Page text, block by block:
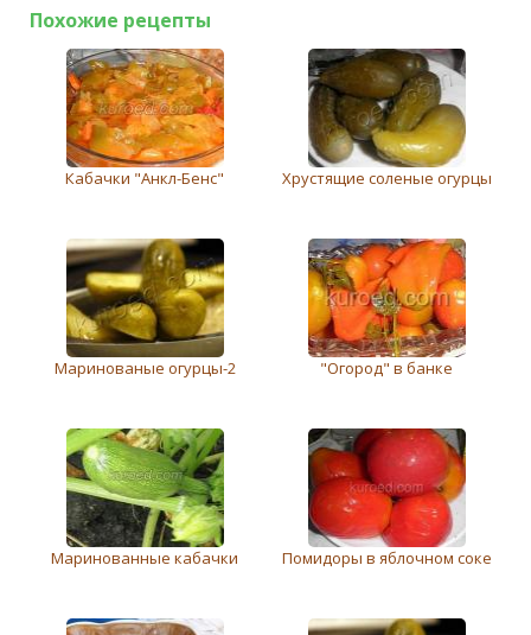
Похожие рецепты
Кабачки "Анкл-Бенс" Хрустящие соленые огурцы
Маринованые огурцы-2 "Огород" в банке
Маринованные кабачки Помидоры в яблочном соке